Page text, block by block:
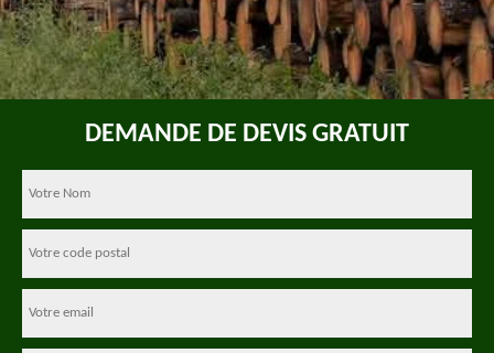
DEMANDE DE DEVIS GRATUIT